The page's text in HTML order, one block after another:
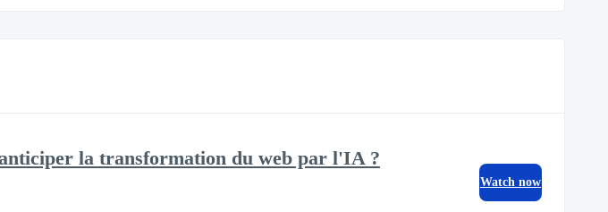
la transformation du web par l'IA ?
Watch now